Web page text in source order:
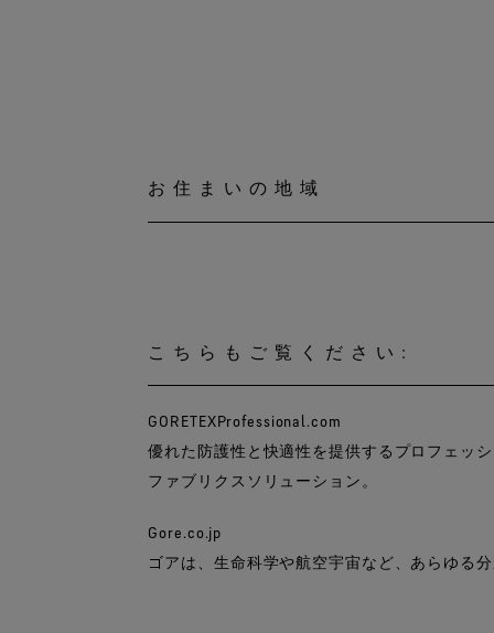
お住まいの地域
こちらもご覧ください:
GORETEXProfessional.com
優れた防護性と快適性を提供するプロフェッ
ファブリクスソリューション。
Gore.co.jp
ゴアは、生命科学や航空宇宙など、あらゆる